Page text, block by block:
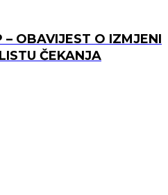
– OBAVIJEST O IZMJENI
ČEKANJA